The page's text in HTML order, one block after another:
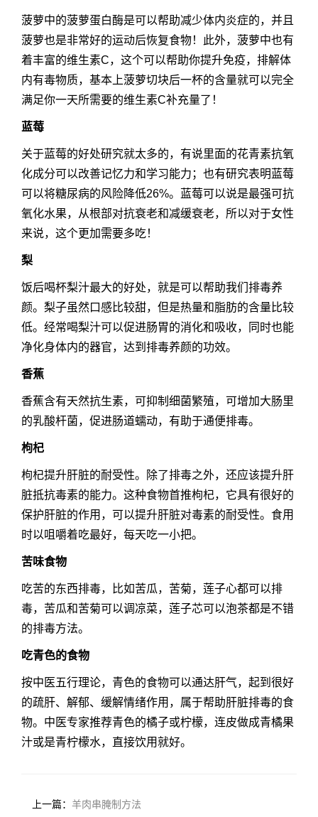
菠萝中的菠萝蛋白酶是可以帮助减少体内炎症的，并且
菠萝也是非常好的运动后恢复食物！此外，菠萝中也有
着丰富的维生素C，这个可以帮助你提升免疫，排解体
内有毒物质，基本上菠萝切块后一杯的含量就可以完全
满足你一天所需要的维生素C补充量了！
蓝莓
关于蓝莓的好处研究就太多的，有说里面的花青素抗氧
化成分可以改善记忆力和学习能力；也有研究表明蓝莓
可以将糖尿病的风险降低26%。蓝莓可以说是最强可抗
氧化水果，从根部对抗衰老和减缓衰老，所以对于女性
来说，这个更加需要多吃！
梨
饭后喝杯梨汁最大的好处，就是可以帮助我们排毒养
颜。梨子虽然口感比较甜，但是热量和脂肪的含量比较
低。经常喝梨汁可以促进肠胃的消化和吸收，同时也能
净化身体内的器官，达到排毒养颜的功效。
香蕉
香蕉含有天然抗生素，可抑制细菌繁殖，可增加大肠里
的乳酸杆菌，促进肠道蠕动，有助于通便排毒。
枸杞
枸杞提升肝脏的耐受性。除了排毒之外，还应该提升肝
脏抵抗毒素的能力。这种食物首推枸杞，它具有很好的
保护肝脏的作用，可以提升肝脏对毒素的耐受性。食用
时以咀嚼着吃最好，每天吃一小把。
苦味食物
吃苦的东西排毒，比如苦瓜，苦菊，莲子心都可以排
毒，苦瓜和苦菊可以调凉菜，莲子芯可以泡茶都是不错
的排毒方法。
吃青色的食物
按中医五行理论，青色的食物可以通达肝气，起到很好
的疏肝、解郁、缓解情绪作用，属于帮助肝脏排毒的食
物。中医专家推荐青色的橘子或柠檬，连皮做成青橘果
汁或是青柠檬水，直接饮用就好。
上一篇： 羊肉串腌制方法